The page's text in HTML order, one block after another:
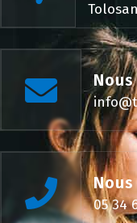
Tolosan
05 34